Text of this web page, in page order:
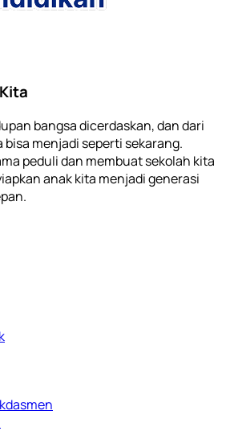
bangsa dicerdaskan, dan dari
menjadi seperti sekarang.
peduli dan membuat sekolah kita
anak kita menjadi generasi